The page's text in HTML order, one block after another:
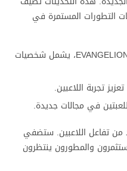
التطورات المستمرة في
محتوى إضافي مستوحى من عالم EVANGELION، يشمل شخصيات
تجربة اللاعبين.
في مجالات جديدة.
من تفاعل اللاعبين. ستضفي
والمطورون ينتظرون